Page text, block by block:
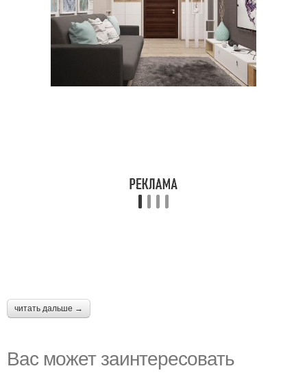
читать дальше →
Вас может заинтересовать